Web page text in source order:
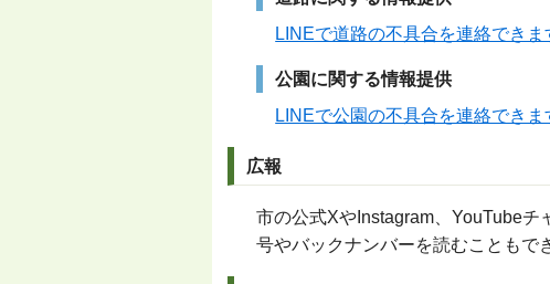
LINEで道路の不具合を連絡できま
公園に関する情報提供
LINEで公園の不具合を連絡できま
広報
市の公式XやInstagram、YouTube
号やバックナンバーを読むこともで